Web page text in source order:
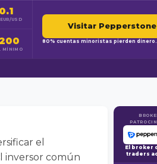
0.1
USD
MÍNIMO
Visitar Pepperstone
80% cuentas minoristas pierden
el
inversor común
El broker
traders